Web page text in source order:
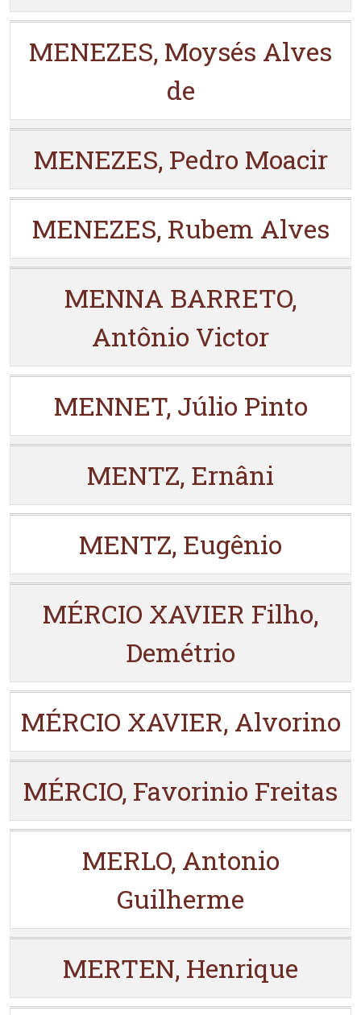
MENEZES, Moysés Alves
de
MENEZES, Pedro Moacir
MENEZES, Rubem Alves
MENNA BARRETO,
Antônio Victor
MENNET, Júlio Pinto
MENTZ, Ernâni
MENTZ, Eugênio
MÉRCIO XAVIER Filho,
Demétrio
MÉRCIO XAVIER, Alvorino
MÉRCIO, Favorinio Freitas
MERLO, Antonio
Guilherme
MERTEN, Henrique